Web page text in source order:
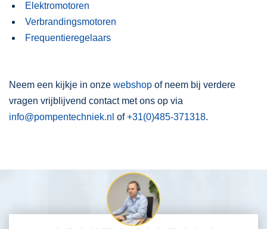
Elektromotoren
Verbrandingsmotoren
Frequentieregelaars
Neem een kijkje in onze webshop of neem bij verdere
vragen vrijblijvend contact met ons op via
info@pompentechniek.nl of+31(0)485-371318.